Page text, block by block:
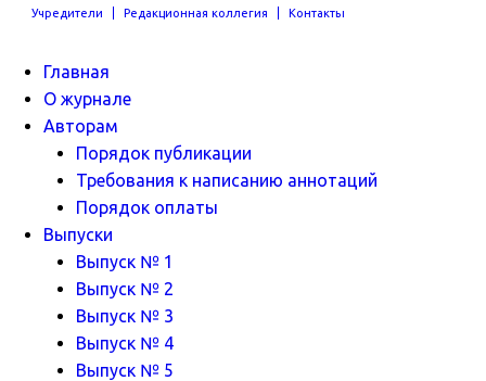
Учредители Редакционная коллегия Контакты
Главная
О журнале
Авторам
Порядок публикации
Требования к написанию аннотаций
Порядок оплаты
Выпуски
Выпуск № 1
Выпуск № 2
Выпуск № 3
Выпуск № 4
Выпуск № 5